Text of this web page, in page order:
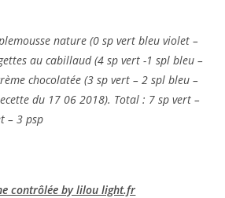
nature (0 sp vert bleu violet –
au cabillaud (4 sp vert -1 spl bleu –
chocolatée (3 sp vert – 2 spl bleu –
du 17 06 2018). Total : 7 sp vert –
– 3 psp
contrôlée by lilou light.fr